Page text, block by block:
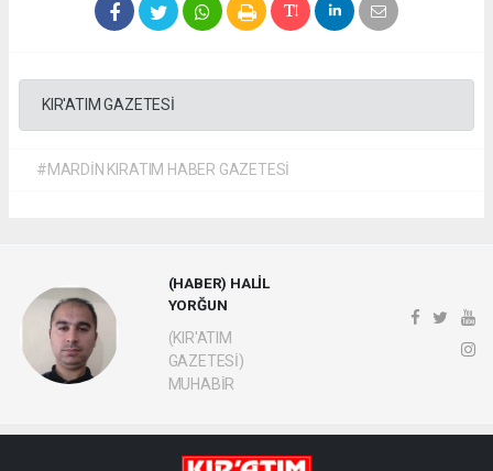
KIR'ATIM GAZETESİ
#MARDİN KIRATIM HABER GAZETESİ
(HABER) HALİL
YORĞUN
(KIR'ATIM
GAZETESİ)
MUHABİR